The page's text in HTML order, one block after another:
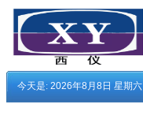
今天是: 2026年8月8日 星期六